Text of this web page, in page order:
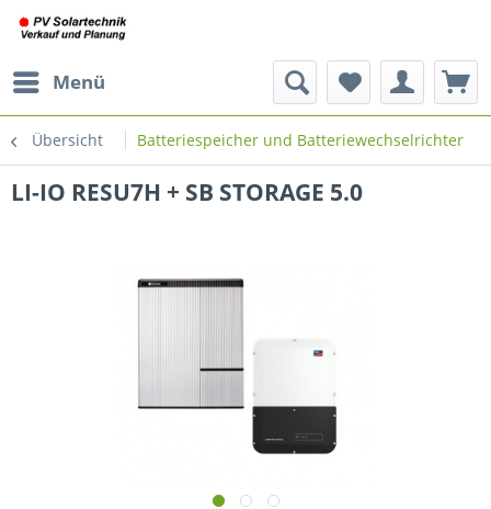
Menü
Übersicht Batteriespeicher und Batteriewechselrichter
LI-IO RESU7H + SB STORAGE 5.0